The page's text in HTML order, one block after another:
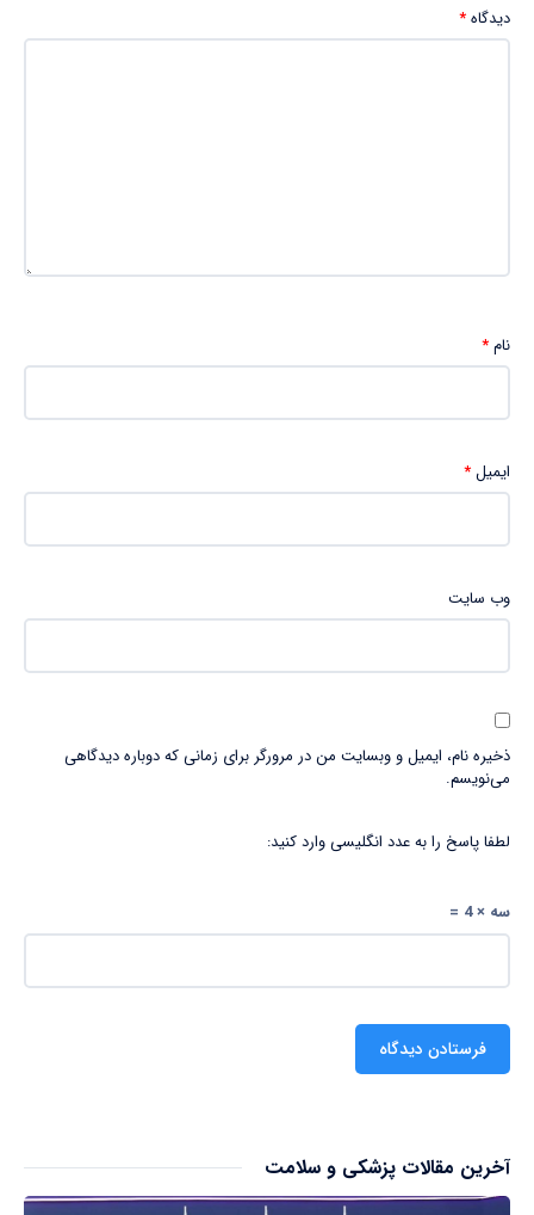
دیدگاه*
نام*
ایمیل*
وب‌ سایت
ذخیره نام، ایمیل و وبسایت من در مرورگر برای زمانی که دوباره دیدگاهی
می‌نویسم.
لطفا پاسخ را به عدد انگلیسی وارد کنید:
سه × 4 =
آخرین مقالات پزشکی و سلامت